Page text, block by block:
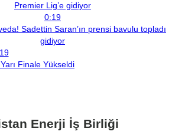
Premier Lig’e gidiyor
0:19
Sadettin Saran’ın prensi bavulu topladı
gidiyor
Yarı Finale Yükseldi
Enerji İş Birliği